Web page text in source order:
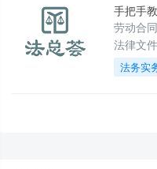
要向劳
手把手
劳动合
法律文
并签署
意义重
法务实